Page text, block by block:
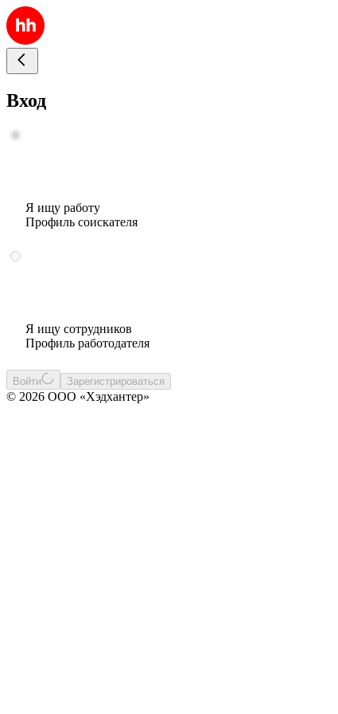
Вход
Я ищу работу
Профиль соискателя
Я ищу сотрудников
Профиль работодателя
Войти Зарегистрироваться
© 2026 ООО «Хэдхантер»